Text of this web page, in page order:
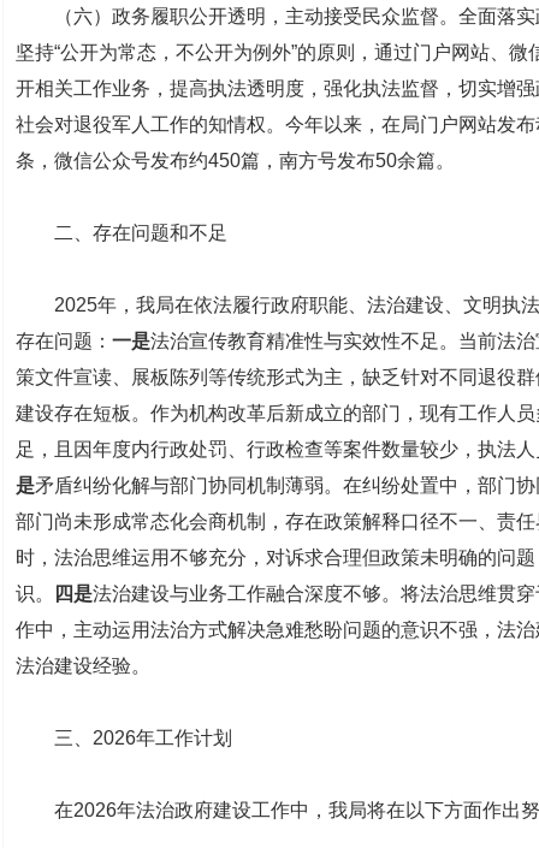
（六）政务履职公开透明，主动接受民众监督。全面落实
坚持“公开为常态，不公开为例外”的原则，通过门户网站、
开相关工作业务，提高执法透明度，强化执法监督，切实增
社会对退役军人工作的知情权。今年以来，在局门户网站发
条，微信公众号发布约450篇，南方号发布50余篇。
二、存在问题和不足
2025年，我局在依法履行政府职能、法治建设、文明执
存在问题： 一是法治宣传教育精准性与实效性不足。当前法
策文件宣读、展板陈列等传统形式为主，缺乏针对不同退役
建设存在短板。作为机构改革后新成立的部门，现有工作人
足，且因年度内行政处罚、行政检查等案件数量较少，执法
是矛盾纠纷化解与部门协同机制薄弱。在纠纷处置中，部门
部门尚未形成常态化会商机制，存在政策解释口径不一、责
时，法治思维运用不够充分，对诉求合理但政策未明确的问
识。
四是法治建设与业务工作融合深度不够。将法治思维贯
作中，主动运用法治方式解决急难愁盼问题的意识不强，法
法治建设经验。
三、2026年工作计划
在2026年法治政府建设工作中，我局将在以下方面作出